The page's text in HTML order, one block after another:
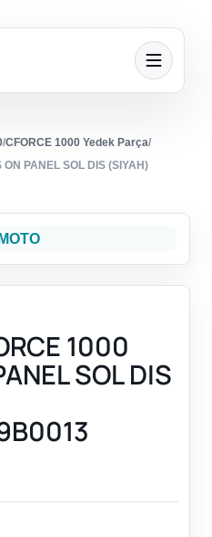
/CFORCE 1000 Yedek Parça/
PANEL SOL DIS (SIYAH)
1000
SOL DIS